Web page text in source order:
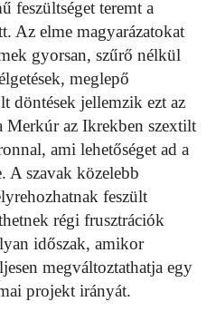
feszültséget teremt a
Az elme magyarázatokat
gyorsan, szűrő nélkül
meglepő
döntések jellemzik ezt az
Merkúr az Ikrekben szextilt
ami lehetőséget ad a
A szavak közelebb
feszült
régi frusztrációk
időszak, amikor
megváltoztathatja egy
projekt irányát.